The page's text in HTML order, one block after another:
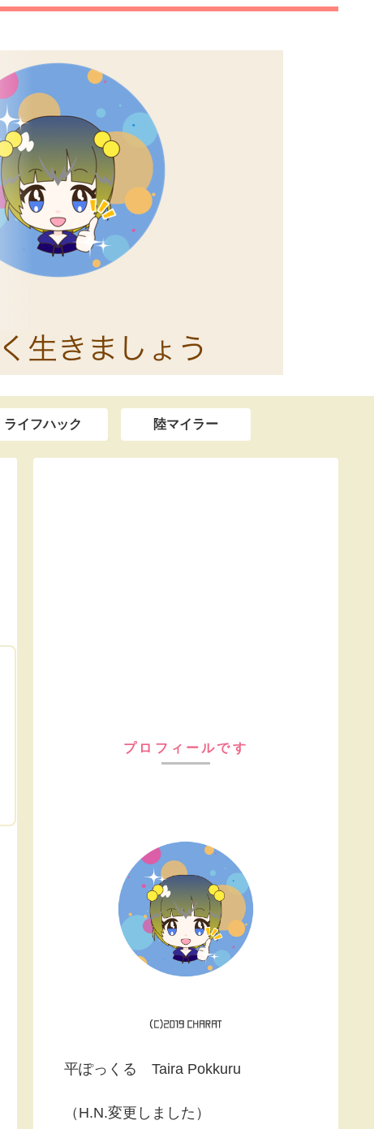
ライフハック 陸マイラー
プロフィールです
平ぽっくる Taira Pokkuru
（H.N.変更しました）